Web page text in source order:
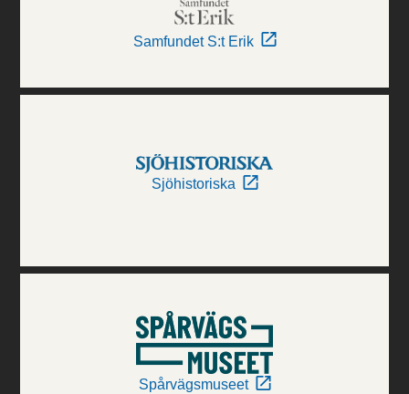
Samfundet S:t Erik
Sjöhistoriska
Spårvägsmuseet